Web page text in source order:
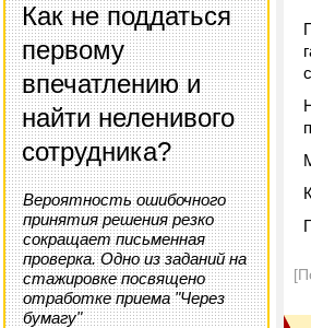
Как не поддаться
первому
впечатлению и
найти неленивого
сотрудника?
Вероятность ошибочного
принятия решения резко
сокращает письменная
проверка. Одно из заданий на
стажировке посвящено
отработке приема "Через
бумагу"